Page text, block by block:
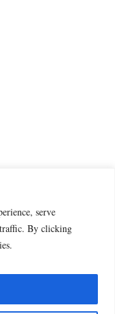
serve
traffic. By clicking